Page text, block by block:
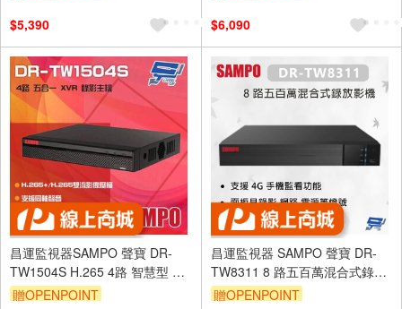
$5,390
$6,090
昌運監視器SAMPO 聲寶 DR-
TW1504S H.265 4路 智慧型 五
合一 XVR錄影主機 同軸聲音
贈OPENPOINT
昌運監視器 SAMPO 聲寶 DR-
TW8311 8 路五百萬混合式錄放
影機 支援 4G 手機監看功能
贈OPENPOINT